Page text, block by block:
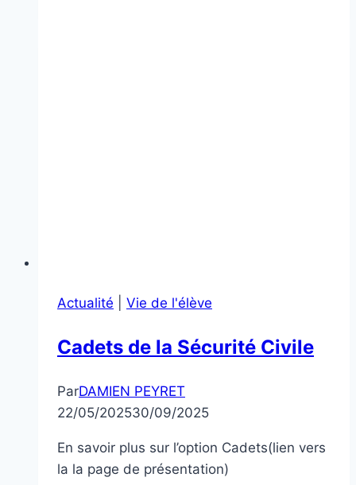
Actualité Vie de l'élève
Cadets de la Sécurité Civile
ParDAMIEN PEYRET
22/05/202530/09/2025
En savoir plus sur l’option Cadets(lien vers
la la page de présentation)